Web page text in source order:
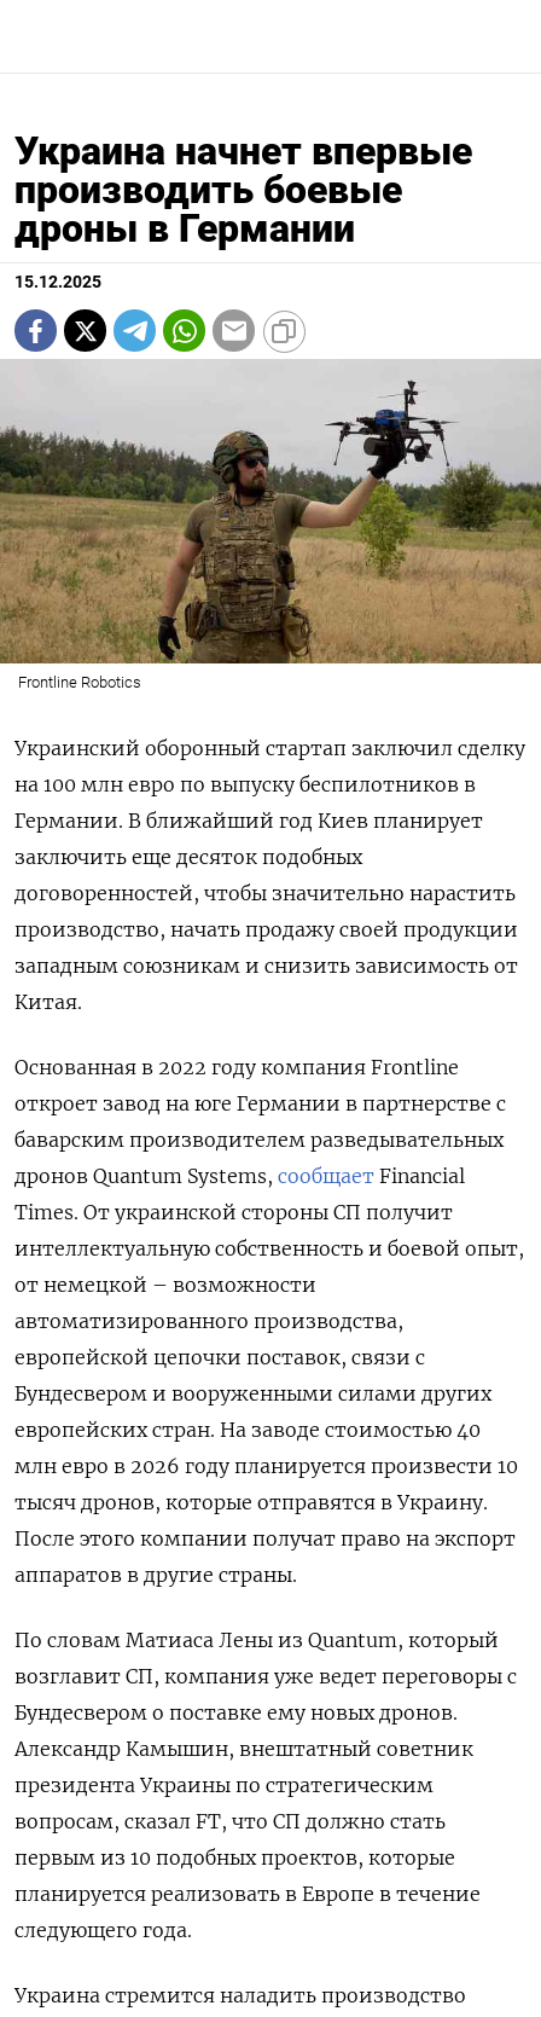
Украина начнет впервые
производить боевые
дроны в Германии
15.12.2025
Frontline Robotics
Украинский оборонный стартап заключил сделку
на 100 млн евро по выпуску беспилотников в
Германии. В ближайший год Киев планирует
заключить еще десяток подобных
договоренностей, чтобы значительно нарастить
производство, начать продажу своей продукции
западным союзникам и снизить зависимость от
Китая.
Основанная в 2022 году компания Frontline
откроет завод на юге Германии в партнерстве с
баварским производителем разведывательных
дронов Quantum Systems, сообщает Financial
Times. От украинской стороны СП получит
интеллектуальную собственность и боевой опыт,
от немецкой – возможности
автоматизированного производства,
европейской цепочки поставок, связи с
Бундесвером и вооруженными силами других
европейских стран. На заводе стоимостью 40
млн евро в 2026 году планируется произвести 10
тысяч дронов, которые отправятся в Украину.
После этого компании получат право на экспорт
аппаратов в другие страны.
По словам Матиаса Лены из Quantum, который
возглавит СП, компания уже ведет переговоры с
Бундесвером о поставке ему новых дронов.
Александр Камышин, внештатный советник
президента Украины по стратегическим
вопросам, сказал FT, что СП должно стать
первым из 10 подобных проектов, которые
планируется реализовать в Европе в течение
следующего года.
Украина стремится наладить производство